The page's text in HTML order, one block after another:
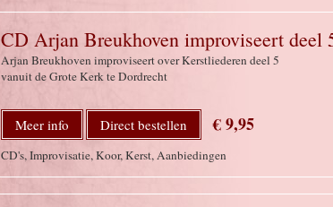
CD Arjan Breukhoven improviseert deel
Arjan Breukhoven improviseert over Kerstliederen deel 5
vanuit de Grote Kerk te Dordrecht
Meer info Direct bestellen € 9,95
CD's, Improvisatie, Koor, Kerst, Aanbiedingen